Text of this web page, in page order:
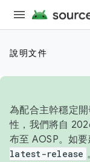
說明文件
為配合主幹穩定
性，我們將自
布至 AOSP。如
latest-release 。